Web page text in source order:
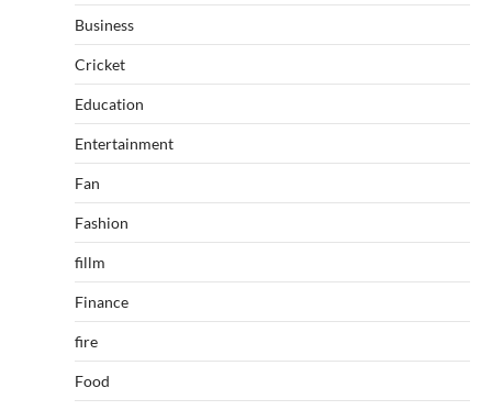
Business
Cricket
Education
Entertainment
Fan
Fashion
fillm
Finance
fire
Food